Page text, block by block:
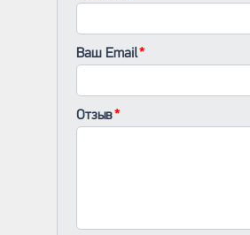
Ваш Email
Отзыв